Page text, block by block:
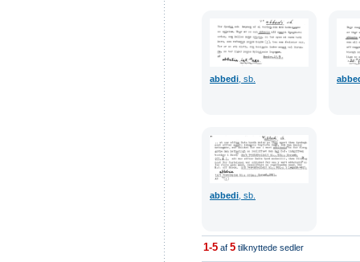
abbedi , sb.
abbedi , sb.
1-5 af 5 tilknyttede sedler